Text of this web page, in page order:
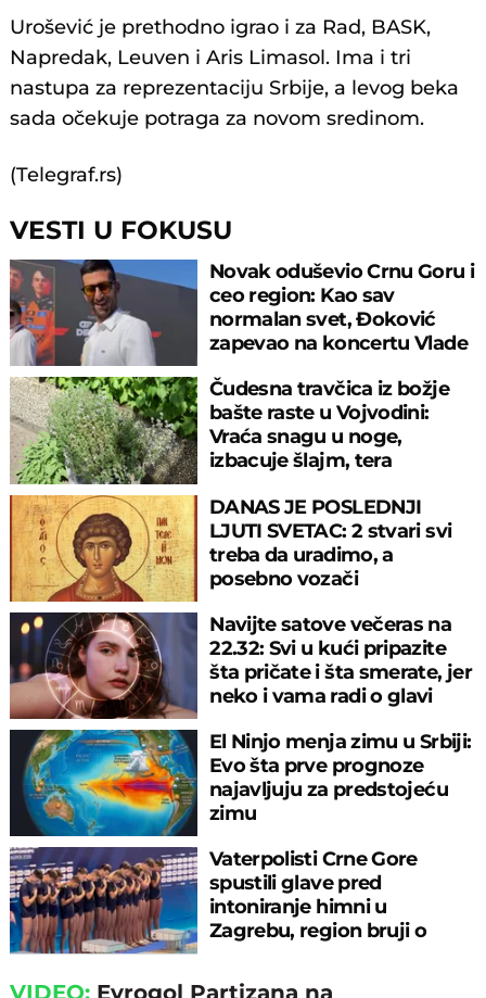
Urošević je prethodno igrao i za Rad, BASK,
Napredak, Leuven i Aris Limasol. Ima i tri
nastupa za reprezentaciju Srbije, a levog beka
sada očekuje potraga za novom sredinom.
(Telegraf.rs)
VESTI U FOKUSU
Novak oduševio Crnu Goru i
ceo region: Kao sav
normalan svet, Đoković
zapevao na koncertu Vlade
Čudesna travčica iz božje
bašte raste u Vojvodini:
Vraća snagu u noge,
izbacuje šlajm, tera
DANAS JE POSLEDNJI
LJUTI SVETAC: 2 stvari svi
treba da uradimo, a
posebno vozači
Navijte satove večeras na
22.32: Svi u kući pripazite
šta pričate i šta smerate, jer
neko i vama radi o glavi
El Ninjo menja zimu u Srbiji:
Evo šta prve prognoze
najavljuju za predstojeću
zimu
Vaterpolisti Crne Gore
spustili glave pred
intoniranje himni u
Zagrebu, region bruji o
VIDEO: Evrogol Partizana na